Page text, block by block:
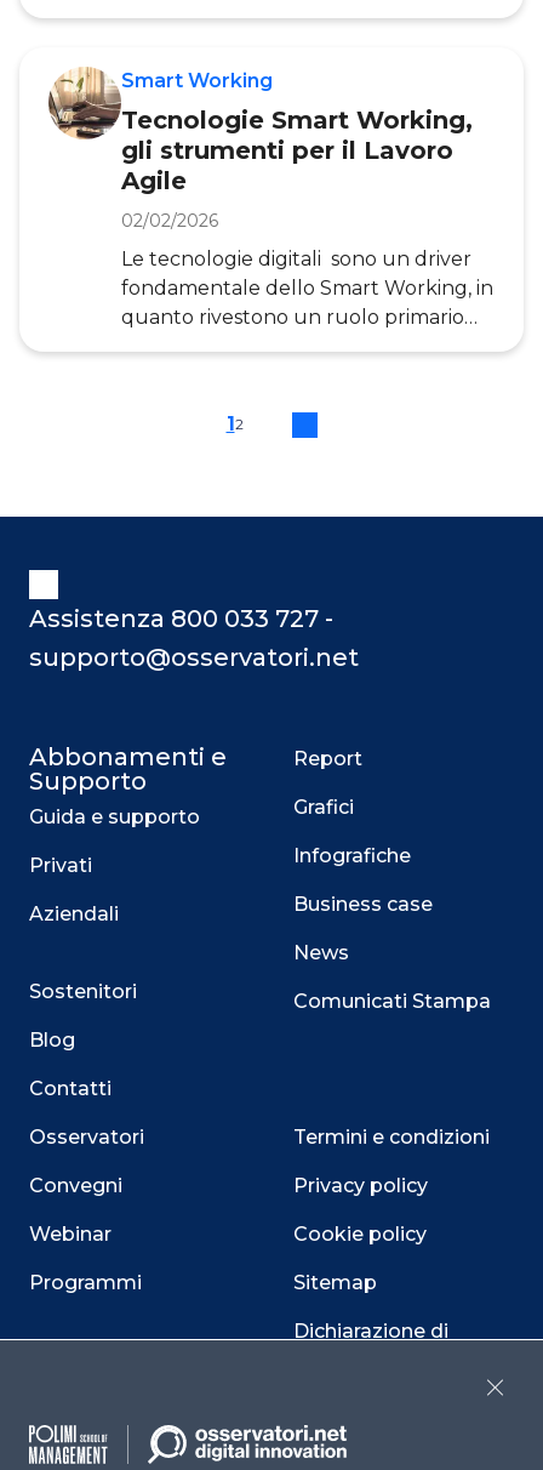
termine dello stato di emergenza, del
per i lavoratori pubblici senza la
individuali. Questo in parte è dovuto al
fatto che molte PA (è importante
ricordare che alcune sono già a buon
punto!) sono in ritardo nella redazione
del POLA (Piano operativo per il lavoro
agile) lo strumento di
programmazione del lavor
Smart Working
Tecnologie Smart Working,
gli strumenti per il Lavoro
Agile
02/02/2026
Le tecnologie digitali sono un driver
fondamentale dello Smart Working, in
quanto rivestono un ruolo primario
nell’agevolare e rendere possibili
virtuale lo spazio di lavoro, creando
socializzazione son indipendenti da
tecnologie per lo Sma
12
Assistenza 800 033 727 -
supporto@osservatori.net
Abbonamenti e
Supporto
Guida e supporto
Privati
Aziendali
Sostenitori
Blog
Contatti
Osservatori
Convegni
Webinar
Programmi
Report
Grafici
Infografiche
Business case
News
Comunicati Stampa
Termini e condizioni
Privacy policy
Cookie policy
Sitemap
Dichiarazione di